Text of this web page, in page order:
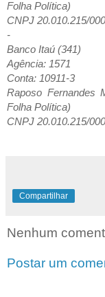
Folha Política)
CNPJ 20.010.215/
-
Banco Itaú (341)
Agência: 1571
Conta: 10911-3
Raposo Fernandes
Folha Política)
CNPJ 20.010.215/
Compartilhar
Nenhum
Postar um